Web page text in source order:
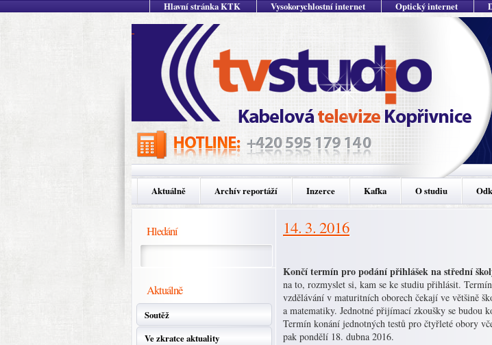
Hlavní stránka KTK Vysokorychlostní internet Optický internet
Aktuálně Archív reportáží Inzerce Kafka O studiu
Hledání
Aktuálně
Soutěž
Ve zkratce aktuality
14. 3. 2016
Končí termín pro podání přihlášek na střední
na to, rozmyslet si, kam se ke studiu přihlásit.
vzdělávání v maturitních oborech čekají ve většině
a matematiky. Jednotné přijímací zkoušky se budou
Termín konání jednotných testů pro čtyřleté obory
pak pondělí 18. dubna 2016.